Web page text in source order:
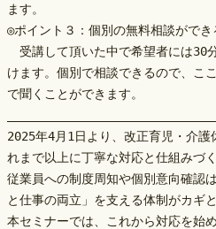
ます。
◎ポイント３：個別の無料相談ができ
受講して頂いた中で希望者には30
けます。個別で相談できるので、こ
で聞くことができます。
2025年4月1日より、改正育児・介護
れまで以上に丁寧な対応と仕組みづ
従業員への制度周知や個別意向確認
と仕事の両立」を支える体制がカギ
本セミナーでは、これから対応を始